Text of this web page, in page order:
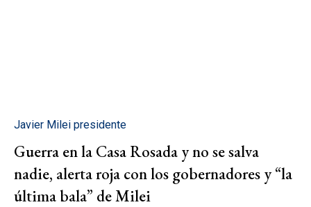
Javier Milei presidente
Guerra en la Casa Rosada y no se salva
nadie, alerta roja con los gobernadores y “la
última bala” de Milei